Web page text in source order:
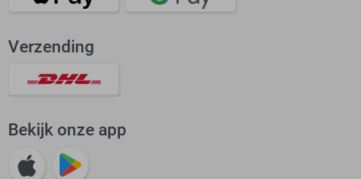
Verzending
Bekijk onze app